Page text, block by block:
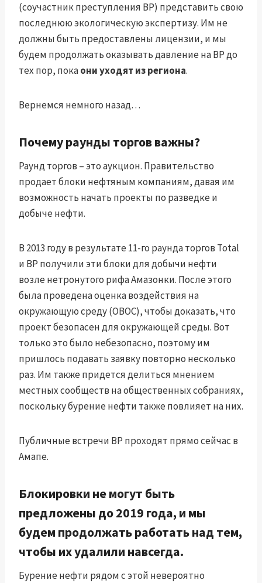
(соучастник преступления BP) представить свою
последнюю экологическую экспертизу. Им не
должны быть предоставлены лицензии, и мы
будем продолжать оказывать давление на BP до
тех пор, покаони уходят из региона.
Вернемся немного назад…
Почему раунды торгов важны?
Раунд торгов – это аукцион. Правительство
продает блоки нефтяным компаниям, давая им
возможность начать проекты по разведке и
добыче нефти.
В 2013 году в результате 11-го раунда торгов Total
и BP получили эти блоки для добычи нефти
возле нетронутого рифа Амазонки. После этого
была проведена оценка воздействия на
окружающую среду (ОВОС), чтобы доказать, что
проект безопасен для окружающей среды. Вот
только это было небезопасно, поэтому им
пришлось подавать заявку повторно несколько
раз. Им также придется делиться мнением
местных сообществ на общественных собраниях,
поскольку бурение нефти также повлияет на них.
Публичные встречи BP проходят прямо сейчас в
Амапе.
Блокировки не могут быть
предложены до 2019 года, и мы
будем продолжать работать над тем,
чтобы их удалили навсегда.
Бурение нефти рядом с этой невероятно